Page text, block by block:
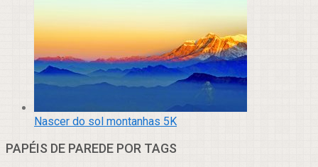
Nascer do sol montanhas 5K
PAPÉIS DE PAREDE POR TAGS